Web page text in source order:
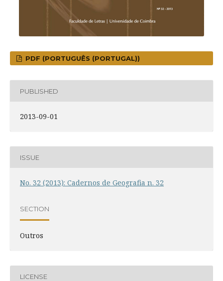
PDF (PORTUGUÊS (PORTUGAL))
PUBLISHED
2013-09-01
ISSUE
No. 32 (2013): Cadernos de Geografia n. 32
SECTION
Outros
LICENSE